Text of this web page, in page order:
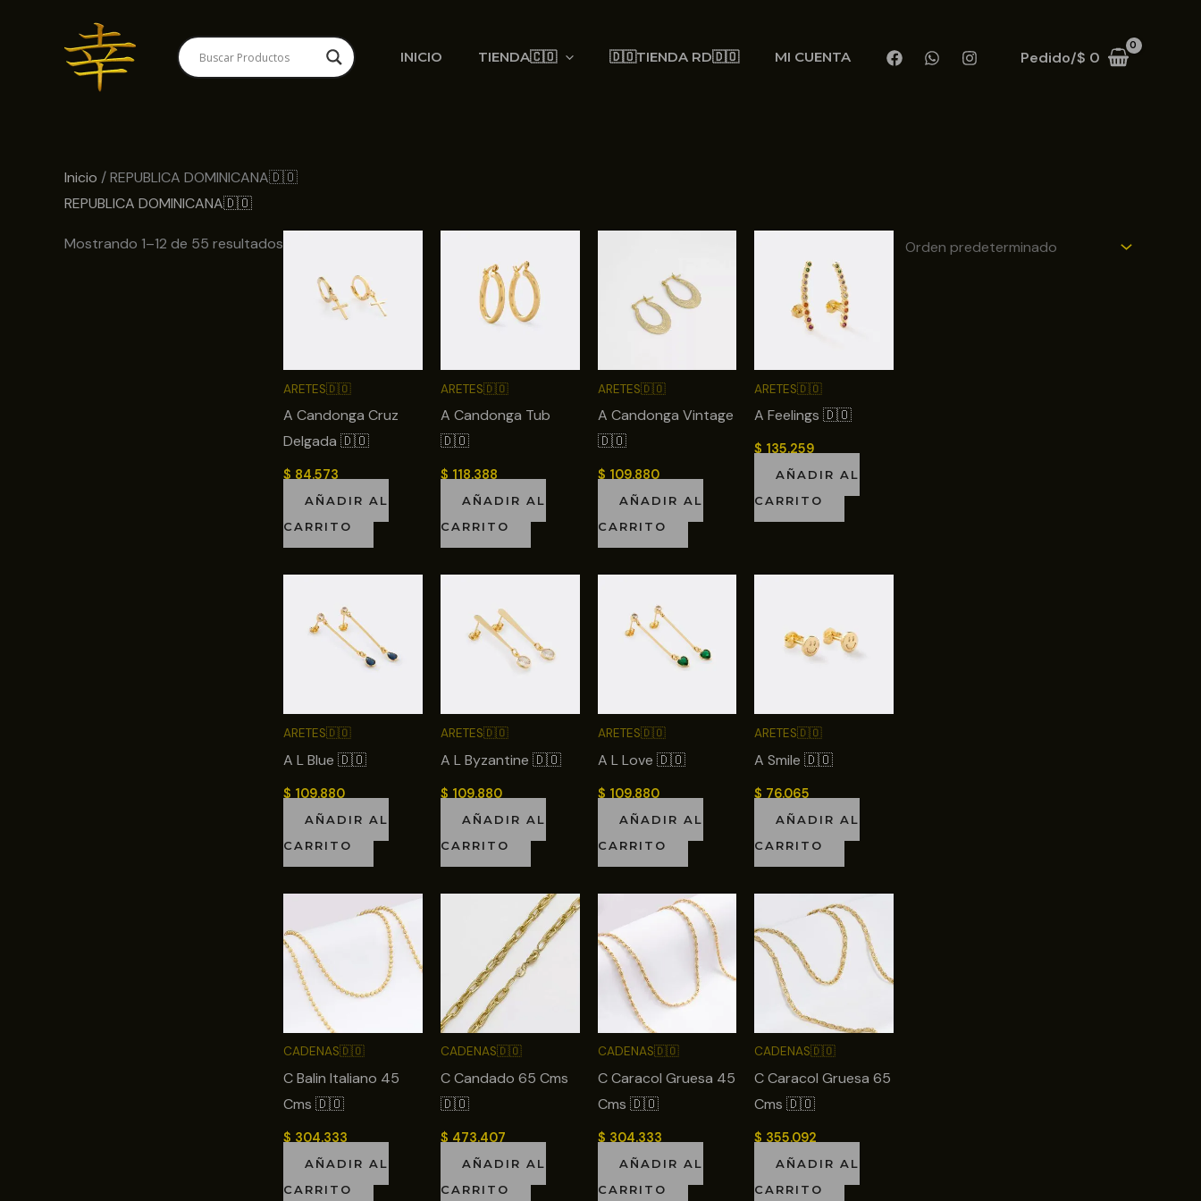
contenido
INICIO TIENDA🇨🇴 🇩🇴TIENDA RD🇩🇴 MI CUENTA Pedido/$ 0
Inicio / REPUBLICA DOMINICANA🇩🇴
REPUBLICA DOMINICANA🇩🇴
Mostrando 1–12 de 55 resultados
ARETES🇩🇴
A Candonga Cruz
Delgada 🇩🇴
$ 84.573
AÑADIR AL
CARRITO
ARETES🇩🇴
A Candonga Tub
🇩🇴
$ 118.388
AÑADIR AL
CARRITO
ARETES🇩🇴
A Candonga Vintage
🇩🇴
$ 109.880
AÑADIR AL
CARRITO
ARETES🇩🇴
A Feelings 🇩🇴
$ 135.259
AÑADIR AL
CARRITO
ARETES🇩🇴
A L Blue 🇩🇴
$ 109.880
AÑADIR AL
CARRITO
ARETES🇩🇴
A L Byzantine 🇩🇴
$ 109.880
AÑADIR AL
CARRITO
ARETES🇩🇴
A L Love 🇩🇴
$ 109.880
AÑADIR AL
CARRITO
ARETES🇩🇴
A Smile 🇩🇴
$ 76.065
AÑADIR AL
CARRITO
CADENAS🇩🇴
C Balin Italiano 45
Cms 🇩🇴
$ 304.333
AÑADIR AL
CARRITO
CADENAS🇩🇴
C Candado 65 Cms
🇩🇴
$ 473.407
AÑADIR AL
CARRITO
CADENAS🇩🇴
C Caracol Gruesa 45
Cms 🇩🇴
$ 304.333
AÑADIR AL
CARRITO
CADENAS🇩🇴
C Caracol Gruesa 65
Cms 🇩🇴
$ 355.092
AÑADIR AL
CARRITO